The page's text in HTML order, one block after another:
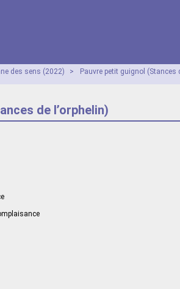
des sens (2022) >
Pauvre petit guignol (Stances
de l’orphelin)